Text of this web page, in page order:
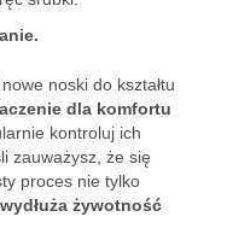
noski do kształtu
dla komfortu
kontroluj ich
zauważysz, że się
proces nie tylko
wydłuża żywotność